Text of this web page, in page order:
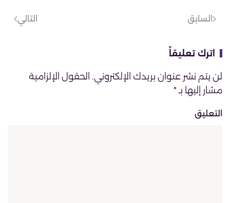
السابق التالي
اترك تعليقاً
لن يتم نشر عنوان بريدك الإلكتروني. الحقول الإلزامية
مشار إليها بـ*
التعليق